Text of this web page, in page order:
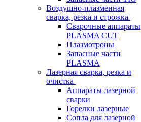
Воздушно-плазменная
сварка, резка и строжка
Сварочные аппараты
PLASMA CUT
Плазмотроны
Запасные части
PLASMA
Лазерная сварка, резка и
очистка
Аппараты лазерной
сварки
Горелки лазерные
Сопла для лазерной